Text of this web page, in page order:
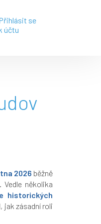
se
účtu
2026 běžně
Vedle několika
historických
jak zásadní roli